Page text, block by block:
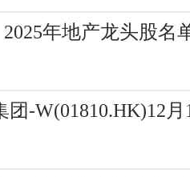
年地产龙头股名
团-W(01810.HK)12